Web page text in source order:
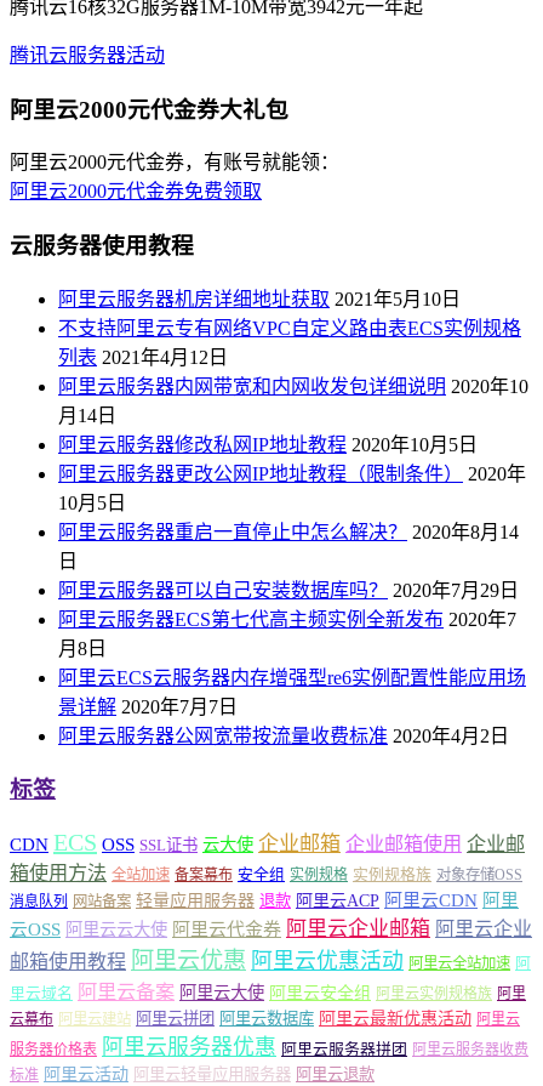
腾讯云16核32G服务器1M-10M带宽3942元一年起
腾讯云服务器活动
阿里云2000元代金券大礼包
阿里云2000元代金券，有账号就能领：
阿里云2000元代金券免费领取
云服务器使用教程
阿里云服务器机房详细地址获取 2021年5月10日
不支持阿里云专有网络VPC自定义路由表ECS实例规格
列表 2021年4月12日
阿里云服务器内网带宽和内网收发包详细说明 2020年10
月14日
阿里云服务器修改私网IP地址教程 2020年10月5日
阿里云服务器更改公网IP地址教程（限制条件）
2020年
10月5日
阿里云服务器重启一直停止中怎么解决？
2020年8月14
日
阿里云服务器可以自己安装数据库吗？
2020年7月29日
阿里云服务器ECS第七代高主频实例全新发布 2020年7
月8日
阿里云ECS云服务器内存增强型re6实例配置性能应用场
景详解 2020年7月7日
阿里云服务器公网宽带按流量收费标准 2020年4月2日
标签
CDN ECS OSS SSL证书 云大使 企业邮箱 企业邮箱使用 企业邮
箱使用方法 全站加速 备案幕布 安全组 实例规格 实例规格族 对象存储OSS
消息队列
网站备案 轻量应用服务器 退款 阿里云ACP 阿里云CDN 阿里
云OSS 阿里云云大使 阿里云代金券 阿里云企业邮箱 阿里云企业
邮箱使用教程 阿里云优惠 阿里云优惠活动 阿里云全站加速 阿
里云域名 阿里云备案 阿里云大使 阿里云安全组 阿里云实例规格族 阿里
云幕布 阿里云建站 阿里云拼团 阿里云数据库 阿里云最新优惠活动 阿里云
服务器价格表 阿里云服务器优惠 阿里云服务器拼团 阿里云服务器收费
标准 阿里云活动 阿里云轻量应用服务器 阿里云退款